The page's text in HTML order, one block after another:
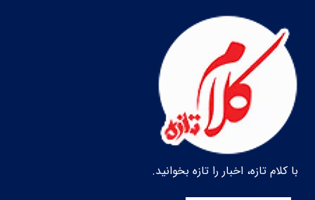
با کلام تازه، اخبار را تازه بخوانید.